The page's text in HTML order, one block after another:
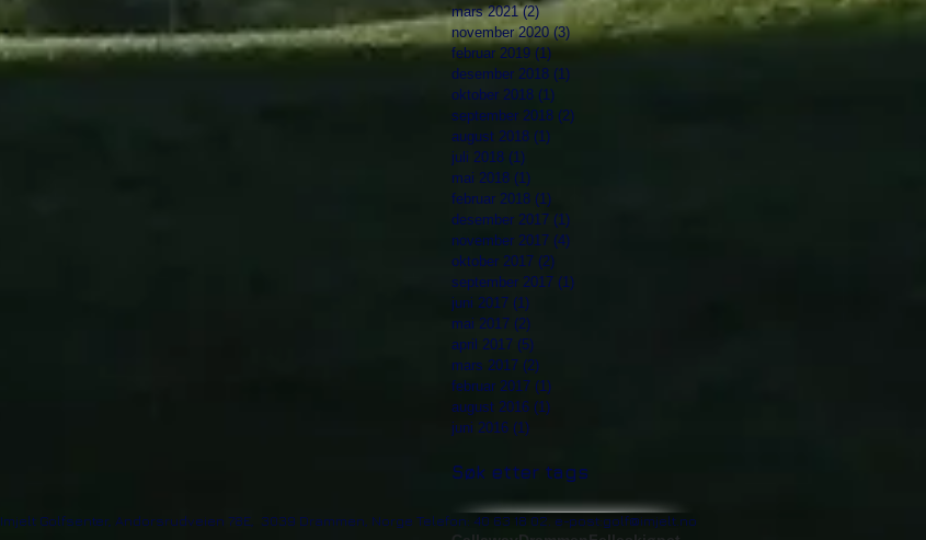
mars 2021 (2) 2 innlegg
november 2020 (3) 3 innlegg
februar 2019 (1)
desember 2018 (1)
oktober 2018 (1)
september 2018 (2)
august 2018 (1)
juli 2018 (1)
mai 2018 (1)
februar 2018 (1)
desember 2017 (1)
november 2017 (4)
oktober 2017 (2)
september 2017 (1)
juni 2017 (1)
mai 2017 (2)
april 2017 (5)
mars 2017 (2)
februar 2017 (1)
august 2016 (1)
juni 2016 (1)
Søk etter tags
Imjelt Golfsenter, And orsrudveien 78E, 3039 Drammen, Norge Telefon: 40 63 18 02. e-post:golf@imjelt.no